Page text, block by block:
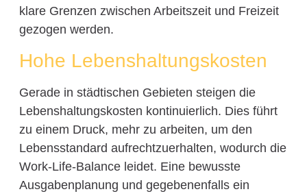
klare Grenzen zwischen Arbeitszeit und Freizeit
gezogen werden.
Hohe Lebenshaltungskosten
Gerade in städtischen Gebieten steigen die
Lebenshaltungskosten kontinuierlich. Dies führt
zu einem Druck, mehr zu arbeiten, um den
Lebensstandard aufrechtzuerhalten, wodurch die
Work-Life-Balance leidet. Eine bewusste
Ausgabenplanung und gegebenenfalls ein